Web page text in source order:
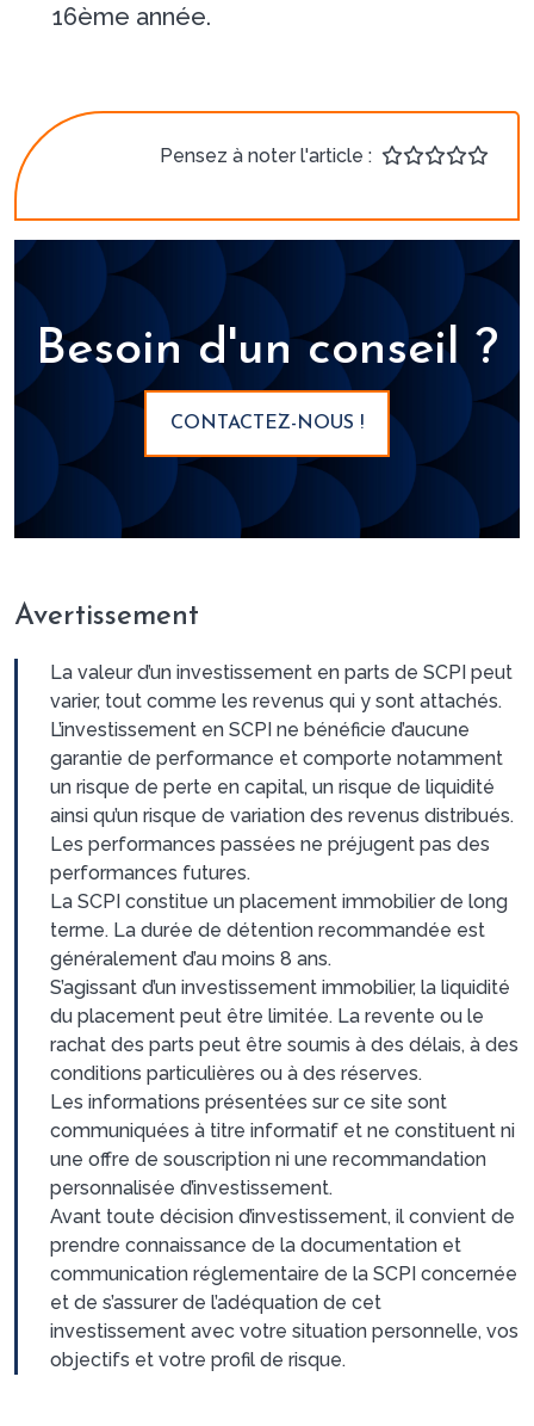
16ème année.
Pensez à noter l'article :
Besoin d'un conseil ?
CONTACTEZ-NOUS !
Avertissement
La valeur d’un investissement en parts de SCPI peut
varier, tout comme les revenus qui y sont attachés.
L’investissement en SCPI ne bénéficie d’aucune
garantie de performance et comporte notamment
un risque de perte en capital, un risque de liquidité
ainsi qu’un risque de variation des revenus distribués.
Les performances passées ne préjugent pas des
performances futures.
La SCPI constitue un placement immobilier de long
terme. La durée de détention recommandée est
généralement d’au moins 8 ans.
S’agissant d’un investissement immobilier, la liquidité
du placement peut être limitée. La revente ou le
rachat des parts peut être soumis à des délais, à des
conditions particulières ou à des réserves.
Les informations présentées sur ce site sont
communiquées à titre informatif et ne constituent ni
une offre de souscription ni une recommandation
personnalisée d’investissement.
Avant toute décision d’investissement, il convient de
prendre connaissance de la documentation et
communication réglementaire de la SCPI concernée
et de s’assurer de l’adéquation de cet
investissement avec votre situation personnelle, vos
objectifs et votre profil de risque.